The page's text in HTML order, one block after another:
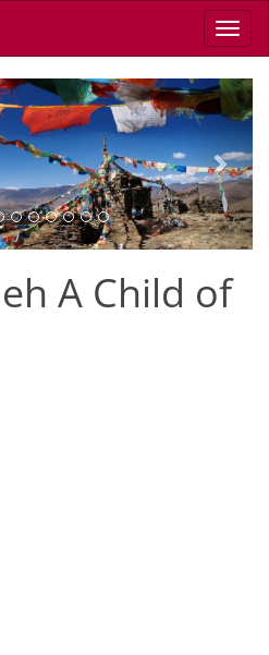
Next
A Child of